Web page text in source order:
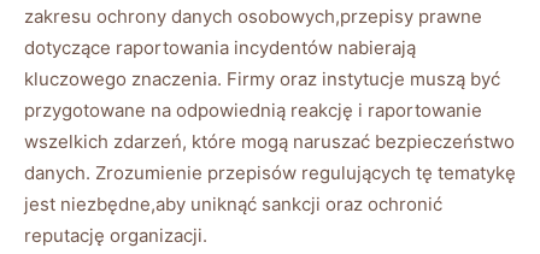
‌zakresu ochrony danych osobowych,przepisy prawne
⁢dotyczące raportowania⁣ incydentów nabierają
kluczowego znaczenia. Firmy oraz instytucje ⁤muszą być
przygotowane na odpowiednią reakcję i raportowanie ​
wszelkich zdarzeń, które mogą naruszać bezpieczeństwo
danych. Zrozumienie⁣ przepisów regulujących tę tematykę
jest niezbędne,aby‍ uniknąć sankcji oraz ochronić
reputację organizacji.